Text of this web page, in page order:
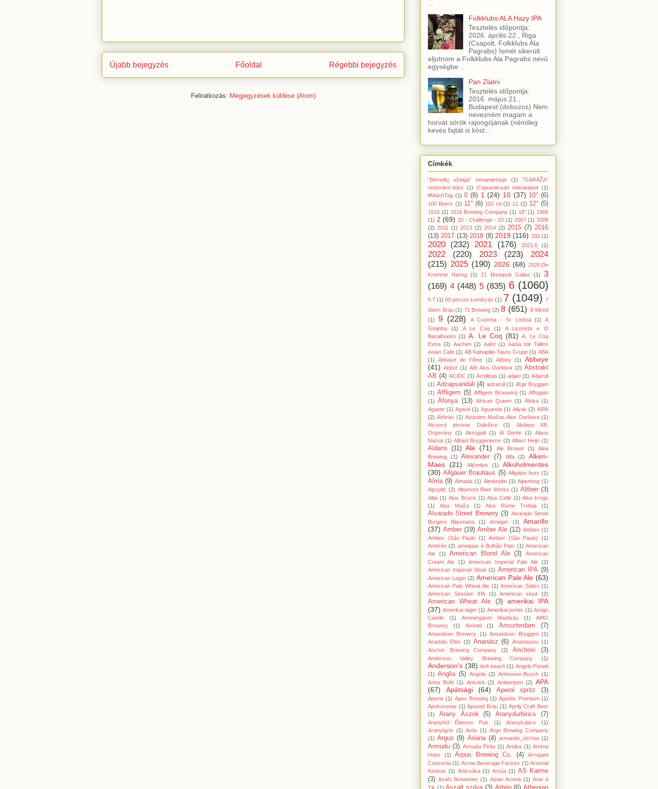
Újabb bejegyzés Régebbi bejegyzés
Főoldal
Feliratkozás: Megjegyzések küldése (Atom)
Folkklubs ALA Hazy IPA
Tesztelés időpontja:
2026. április 22., Riga
(Csapolt, Folkklubs Ala
Pagrabs) Ismét sikerült
eljutnom a Folkklubs Ala Pagrabs nevű
egységbe ...
Pan Zlatni
Tesztelés időpontja:
2016. május 21.,
Budapest (dobozos) Nem
nevezném magam a
horvát sörök rajongójának (némileg
kevés fajtát is kóst...
Címkék
"Bernelių užeiga" senamiestyje (1)
"GARĀŽA"
restorāns-bārs (1) (Горьковская пивоварня (1)
#MashTag (1) 0 (8) 1 (24) 10 (37) 10° (6)
100 Beers (1) 11° (6) 110 ml (1) 12 (1) 12° (5)
1516 (2) 1516 Brewing Company (1) 18° (1) 1906
(1) 2 (69) 20 - Challenge - 20 (1) 2007 (1) 2008
(2) 2011 (1) 2013 (2) 2014 (2) 2015 (7) 2016
(13) 2017 (13) 2018 (8) 2019 (116) 202 (1)
2020 (232) 2021 (176) 2021.6 (1)
2022 (220) 2023 (223)
2024
(215) 2025 (190) 2026 (68) 2026.De
Kromme Haring
(1) 21 Brewpub Gallas (1)
3
(169) 4 (448) 5 (835) 6 (1060)
6.7 (1) 60 perces komlózás (1) 7 (1049) 7
Stern Bräu (1) 71 Brewing (2) 8 (651) 8 Wired
(1)
9 (228) A Cozinha - Sr. Lisboa (1)
A
Ginjinha
(1) A Le Coq (1)
A Licorista e O
Bacalhoeiro (1) A. Le Coq (81)
A. Le Coq
Extra (2) Aachen (2) Aalst (1) Aasia toit Tallinn
Asian Cafe (1) AB Kalnapilio-Tauro Grupė (1) ABA
(1)
Abbaye de Flône (1) Abbey (1)
Abbeye
(41)
Abbot (1) ABi Alus Daritava (2) Abstrakt
AB (4) AC/DC (1) Achilleas (1) adjari (1) Adjaruli
(1) Adzapsandali (4) adzaruli (1) Ægir Bryggeri
(1) Affligem (5) Affligem Brouwerij (1) Affogato
(1)
Áfonya (13) African Queen (1) Afrika (1)
Agaete (1) Agavé (1) Aguarela (1) Ailyak (2) AIPA
(2) Airbräu (1) Aizputes Muižas Alus Darītava (1)
Akciový pivovar Dalešice
(1)
Akdepo Kft.
Orgovány (1) Akrogiali (1) Al Dente (1)
Alaus
Namai (1) Albani Bryggerierne (2) Albert Heijn (1)
Aldaris (11) Ale (71) Ale Browar (1)
Alea
Brewing
(1) Alexander (7) Alfa (2)
Alken-
Maes
(21) Alķīmiķis (1)
Alkoholmentes
(30) Allgäuer Brauhaus (5) Alligátor bors (1)
Alma (9) Almada (1) Almáspite (1) Alpenhog (1)
Alpspitz (2) Altamont Beer Works (1) Altbier (3)
Altja (1) Alus Brūzis (1) Alus Celle (1) Alus krogs
(1)
Alus Muiža (1) Alus Rūme Trofeja (1)
Alvarado Street Brewery (3) Alvarado Street
Burgers Blaumaņa
(1) Amager (1)
Amarillo
(37) Amber (19) Amber Ale (12) Ambev (1)
Ambev (São Paulo (1) Ambev (São Paulo)
(1)
Ambrée (2) ameijoas à Bulhão Pato (1) American
Ale
(1) American Blond Ale (3)
American
Cream Ale
(1) American Imperial Pale Ale
(2)
American Imperial Stout (1) American IPA (9)
American Lager (2) American Pale Ale (63)
American Pale Wheat Ale (1) American Sabro (1)
American Session IPA
(1) American stout (2)
American Wheat Ale (3)
amerikai IPA
(37) Amerikai lager (1) Amerikai porter (1) Amigo
Camilo
(1) Ammergauer Maxbräu (1)
AMO
Brewery
(1) Amstel (1) Amszterdam (7)
Amundsen Brewery (1) Amundsen Bryggeri (1)
Anadolu Efes (2) Ananász (6) Anastasiou (1)
Anchor Brewing Company
(2) Anchovi (3)
Anderson Valley Brewing Company (1)
Anderson's (38) Anfi beach (1) Angelo Poretti
(1) Anglia (5) Angola (2) Anheuser-Busch (1)
Anna Büfé (1) Antvärk (2) Antwerpen (2) APA
(67)
Apátsági (64) Aperol spritz (3)
Áperte (1) Apex Brewing (1) Apinītis Premium (1)
Apokoronas (1) Apostel Bräu (1) Aprily Craft Beer
(1)
Arany Ászok (5) Aranydurbincs (7)
Aranyhíd Étterem Pub (1) Aranykulacs
(1)
Aranytigris (1) Ardu (1) Argo Brewing Company
(1) Argus (9) Ariana (4) armando_otchoa (1)
Armudu (3) Armudu Pirita (1) Arnika (1) Aroma
Hops
(1) Ārpus Brewing Co. (4)
Arrogant
Consortia (1) Arrow Beverage Factory (1) Arsenal
Keskus (1) Articsóka (1) Arzúa (1) AS Karme
(3) Asahi Breweries (1) Asian Aroma (1) Asie à
Tik (1) Aszalt szilva (3) Athén (6) Athenian